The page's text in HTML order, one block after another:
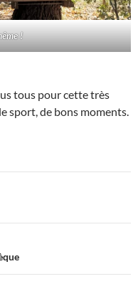
!
tous pour cette très
sport, de bons moments.